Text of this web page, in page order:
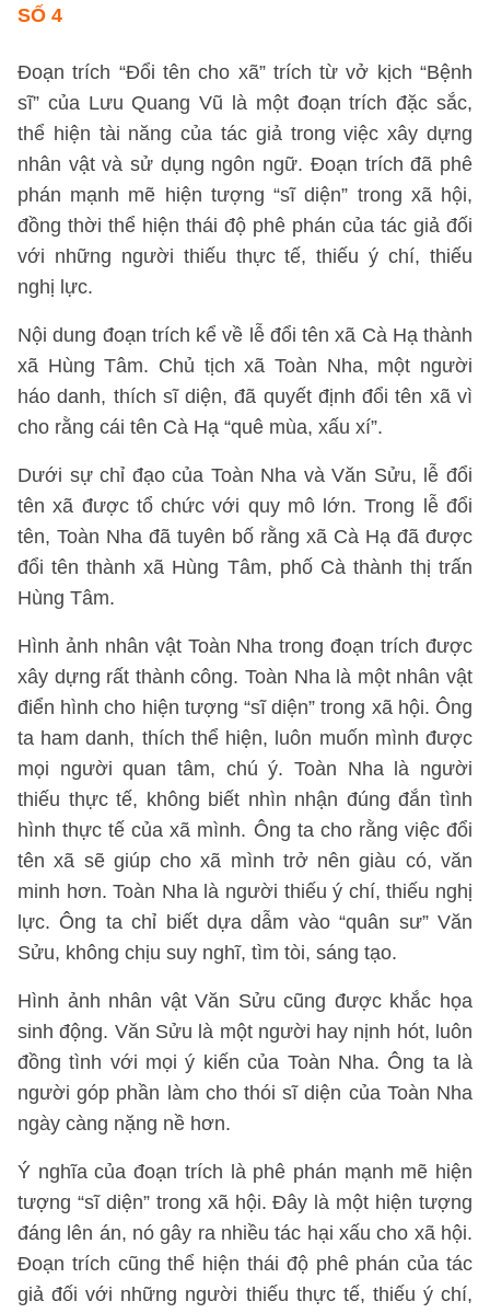
SỐ 4
Đoạn trích “Đổi tên cho xã” trích từ vở kịch “Bệnh
sĩ” của Lưu Quang Vũ là một đoạn trích đặc sắc,
thể hiện tài năng của tác giả trong việc xây dựng
nhân vật và sử dụng ngôn ngữ. Đoạn trích đã phê
phán mạnh mẽ hiện tượng “sĩ diện” trong xã hội,
đồng thời thể hiện thái độ phê phán của tác giả đối
với những người thiếu thực tế, thiếu ý chí, thiếu
nghị lực.
Nội dung đoạn trích kể về lễ đổi tên xã Cà Hạ thành
xã Hùng Tâm. Chủ tịch xã Toàn Nha, một người
háo danh, thích sĩ diện, đã quyết định đổi tên xã vì
cho rằng cái tên Cà Hạ “quê mùa, xấu xí”.
Dưới sự chỉ đạo của Toàn Nha và Văn Sửu, lễ đổi
tên xã được tổ chức với quy mô lớn. Trong lễ đổi
tên, Toàn Nha đã tuyên bố rằng xã Cà Hạ đã được
đổi tên thành xã Hùng Tâm, phố Cà thành thị trấn
Hùng Tâm.
Hình ảnh nhân vật Toàn Nha trong đoạn trích được
xây dựng rất thành công. Toàn Nha là một nhân vật
điển hình cho hiện tượng “sĩ diện” trong xã hội. Ông
ta ham danh, thích thể hiện, luôn muốn mình được
mọi người quan tâm, chú ý. Toàn Nha là người
thiếu thực tế, không biết nhìn nhận đúng đắn tình
hình thực tế của xã mình. Ông ta cho rằng việc đổi
tên xã sẽ giúp cho xã mình trở nên giàu có, văn
minh hơn. Toàn Nha là người thiếu ý chí, thiếu nghị
lực. Ông ta chỉ biết dựa dẫm vào “quân sư” Văn
Sửu, không chịu suy nghĩ, tìm tòi, sáng tạo.
Hình ảnh nhân vật Văn Sửu cũng được khắc họa
sinh động. Văn Sửu là một người hay nịnh hót, luôn
đồng tình với mọi ý kiến của Toàn Nha. Ông ta là
người góp phần làm cho thói sĩ diện của Toàn Nha
ngày càng nặng nề hơn.
Ý nghĩa của đoạn trích là phê phán mạnh mẽ hiện
tượng “sĩ diện” trong xã hội. Đây là một hiện tượng
đáng lên án, nó gây ra nhiều tác hại xấu cho xã hội.
Đoạn trích cũng thể hiện thái độ phê phán của tác
giả đối với những người thiếu thực tế, thiếu ý chí,